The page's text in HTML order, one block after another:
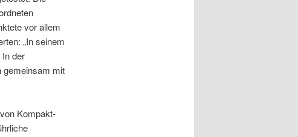
vor allem
„In seinem
der
gemeinsam mit
Kompakt-